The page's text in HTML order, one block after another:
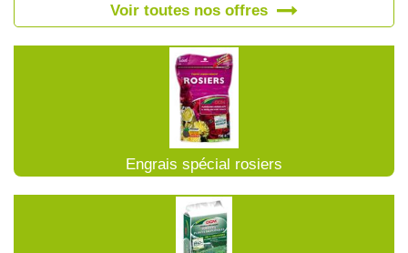
Voir toutes nos offres
Engrais spécial rosiers